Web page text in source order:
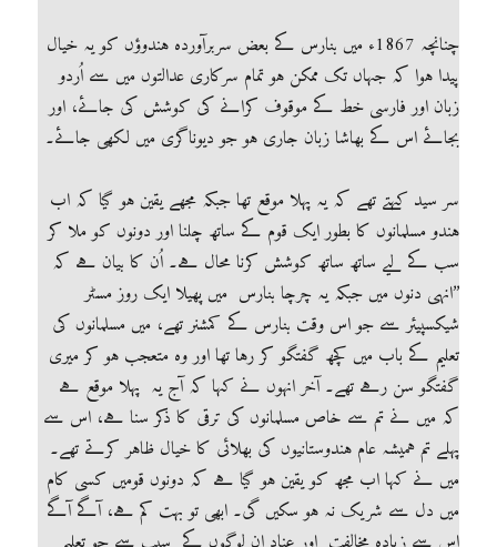
چنانچہ 1867ء میں بنارس کے بعض سربرآوردہ ہندوؤں کو یہ خیال
پیدا ہوا کہ جہاں تک ممکن ہو تمام سرکاری عدالتوں میں سے اُردو
زبان اور فارسی خط کے موقوف کرانے کی کوشش کی جائے، اور
بجائے اس کے بھاشا زبان جاری ہو جو دیوناگری میں لکھی جائے۔
سر سید کہتے تھے کہ یہ پہلا موقع تھا جبکہ مجھے یقین ہو گیا کہ اب
ہندو مسلمانوں کا بطور ایک قوم کے ساتھ چلنا اور دونوں کو ملا کر
سب کے لیے ساتھ ساتھ کوشش کرنا محال ہے۔ اُن کا بیان ہے کہ
’’انہی دنوں میں جبکہ یہ چرچا بنارس میں پھیلا ایک روز مسٹر
شیکسپیئر سے جو اس وقت بنارس کے کمشنر تھے، میں مسلمانوں کی
تعلیم کے باب میں کچھ گفتگو کر رہا تھا اور وہ متعجب ہو کر میری
گفتگو سن رہے تھے۔ آخر انہوں نے کہا کہ آج یہ پہلا موقع ہے
کہ میں نے تم سے خاص مسلمانوں کی ترقی کا ذکر سنا ہے، اس سے
پہلے تم ہمیشہ عام ہندوستانیوں کی بھلائی کا خیال ظاہر کرتے تھے۔
میں نے کہا اب مجھ کو یقین ہو گیا ہے کہ دونوں قومیں کسی کام
میں دل سے شریک نہ ہو سکیں گی۔ ابھی تو بہت کم ہے، آگے آگے